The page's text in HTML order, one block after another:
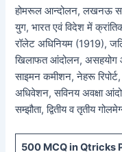
होमरूल आन्दोलन, लखनऊ
युग, भारत एवं विदेश में
रॉलेट अधिनियम (1919),
खिलाफत आंदोलन, असहयोग
साइमन कमीशन, नेहरू
अधिवेशन, सविनय अवक्षा
सम्झौता, द्वितीय व तृतीय
500 MCQ in Qtricks